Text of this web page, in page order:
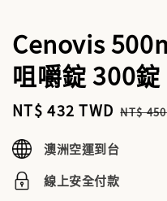
Cenovis
咀嚼錠 300錠
Sale
NT$ 432 TWD NT$
澳洲空運到台
線上安全付款